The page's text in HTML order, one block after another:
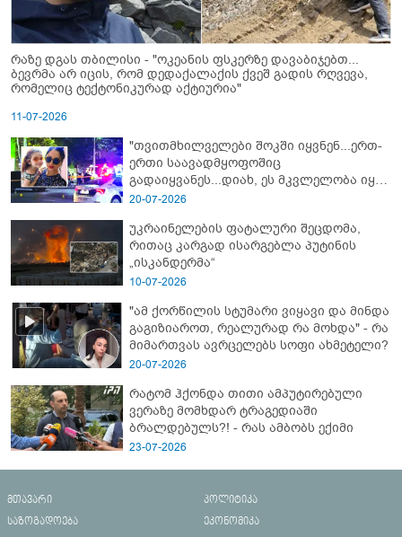
რაზე დგას თბილისი - "ოკეანის ფსკერზე დავაბიჯებთ...
ბევრმა არ იცის, რომ დედაქალაქის ქვეშ გადის რღვევა,
რომელიც ტექტონიკურად აქტიურია"
11-07-2026
"თვითმხილველები შოკში იყვნენ...ერთ-
ერთი საავადმყოფოშიც
გადაიყვანეს...დიახ, ეს მკვლელობა იყო"
- გორში დატრიალებული ტრაგედიის
20-07-2026
უკრაინელების ფატალური შეცდომა,
რითაც კარგად ისარგებლა პუტინის
„ისკანდერმა“
10-07-2026
"ამ ქორწილის სტუმარი ვიყავი და მინდა
გაგიზიაროთ, რეალურად რა მოხდა" - რა
მიმართვას ავრცელებს სოფი ახმეტელი?
20-07-2026
რატომ ჰქონდა თითი ამპუტირებული
ვერაზე მომხდარ ტრაგედიაში
ბრალდებულს?! - რას ამბობს ექიმი
23-07-2026
მთავარი
პოლიტიკა
საზოგადოება
ეკონომიკა